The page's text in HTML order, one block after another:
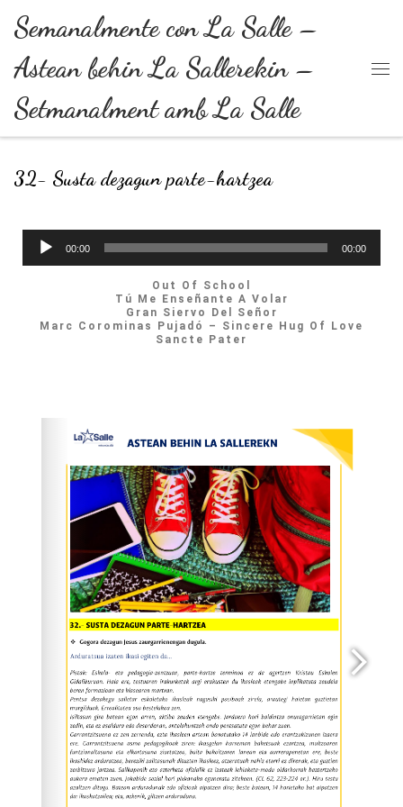
Skip to content
Semanalmente con La Salle –
Astean behin La Sallerekin –
Setmanalment amb La Salle
32- Susta dezagun parte-hartzea
Reproductor
00:00 00:00
Out Of School
Tú Me Enseñante A Volar
Gran Siervo Del Señor
Marc Corominas Pujadó – Sincere Hug Of Love
Sancte Pater